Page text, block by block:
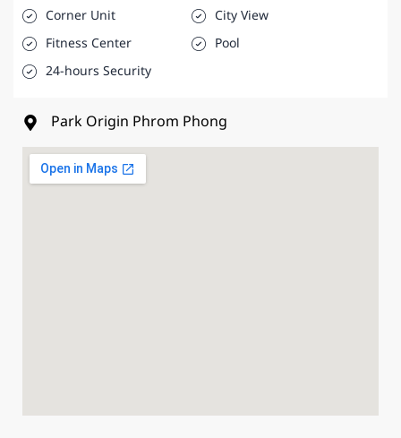
Corner Unit
City View
Fitness Center
Pool
24-hours Security
Park Origin Phrom Phong